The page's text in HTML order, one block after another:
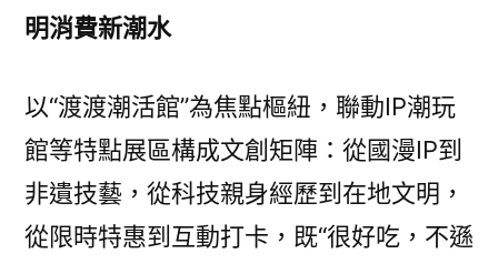
明消費新潮水
以“渡渡潮活館”為焦點樞紐，聯動IP潮玩
館等特點展區構成文創矩陣：從國漫IP到
非遺技藝，從科技親身經歷到在地文明，
從限時特惠到互動打卡，既“很好吃，不遜